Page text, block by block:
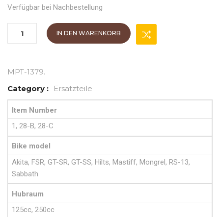
Verfügbar bei Nachbestellung
IN DEN WARENKORB
MPT-1379.
Category :
Ersatzteile
Item Number
1, 28-B, 28-C
Bike model
Akita, FSR, GT-SR, GT-SS, Hilts, Mastiff, Mongrel, RS-13,
Sabbath
Hubraum
125cc, 250cc